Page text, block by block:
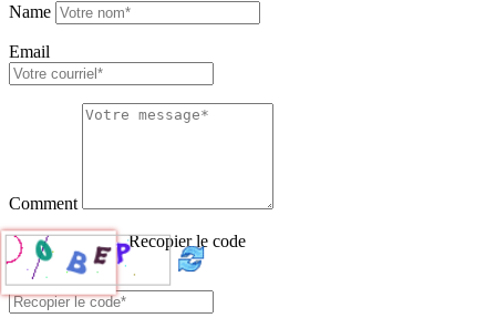
Name
Email
Comment
Recopier le code